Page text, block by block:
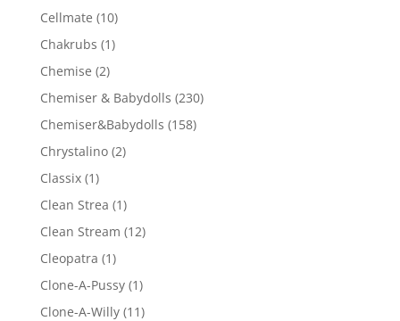
Cellmate (10)
Chakrubs (1)
Chemise (2)
Chemiser & Babydolls (230)
Chemiser&Babydolls (158)
Chrystalino (2)
Classix (1)
Clean Strea (1)
Clean Stream (12)
Cleopatra (1)
Clone-A-Pussy (1)
Clone-A-Willy (11)